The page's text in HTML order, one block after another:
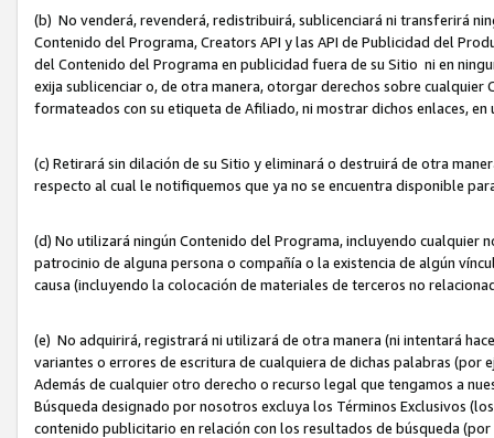
(b) No venderá, revenderá, redistribuirá, sublicenciará ni transferirá
Contenido del Programa, Creators API y las API de Publicidad del
del Contenido del Programa en publicidad fuera de su Sitio ni en
exija sublicenciar o, de otra manera, otorgar derechos sobre
formateados con su etiqueta de Afiliado, ni mostrar dichos enlaces,
(c) Retirará sin dilación de su Sitio y eliminará o destruirá de otra
respecto al cual le notifiquemos que ya no se encuentra disponible
(d) No utilizará ningún Contenido del Programa, incluyendo cualquier
patrocinio de alguna persona o compañía o la existencia de algún
causa (incluyendo la colocación de materiales de terceros no
(e) No adquirirá, registrará ni utilizará de otra manera (ni intentará
variantes o errores de escritura de cualquiera de dichas palabras (por
Además de cualquier otro derecho o recurso legal que tengamos a
Búsqueda designado por nosotros excluya los Términos Exclusivos
contenido publicitario en relación con los resultados de búsqueda